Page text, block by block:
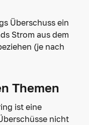
Überschuss ein
Strom aus dem
(je nach
Themen
ist eine
nicht